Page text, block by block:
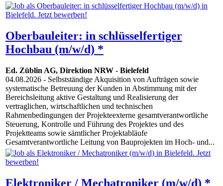
Oberbauleiter: in schlüsselfertiger
Hochbau (m/w/d) *
Ed. Züblin AG, Direktion NRW - Bielefeld
04.08.2026 - Selbstständige Akquisition von Aufträgen sowie
systematische Betreuung der Kunden in Abstimmung mit der
Bereichsleitung aktive Gestaltung und Realisierung der
vertraglichen, wirtschaftlichen und technischen
Rahmenbedingungen der Projekteexterne gesamtverantwortliche
Steuerung, Kontrolle und Führung des Projektes und des
Projektteams sowie sämtlicher Projektabläufe
Gesamtverantwortliche Leitung von Bauprojekten im Hoch- und...
Elektroniker / Mechatroniker (m/w/d) *